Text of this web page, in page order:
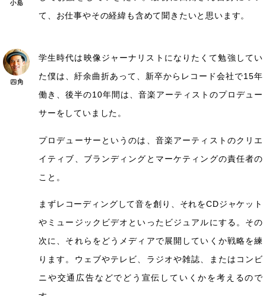
て、お仕事やその経緯も含めて聞きたいと思います。
学生時代は映像ジャーナリストになりたくて勉強してい
た僕は、紆余曲折あって、新卒からレコード会社で15年
働き、後半の10年間は、音楽アーティストのプロデュー
サーをしていました。
プロデューサーというのは、音楽アーティストのクリエ
イティブ、ブランディングとマーケティングの責任者の
こと。
まずレコーディングして音を創り、それをCDジャケット
やミュージックビデオといったビジュアルにする。その
次に、それらをどうメディアで展開していくか戦略を練
ります。ウェブやテレビ、ラジオや雑誌、またはコンビ
ニや交通広告などでどう宣伝していくかを考えるので